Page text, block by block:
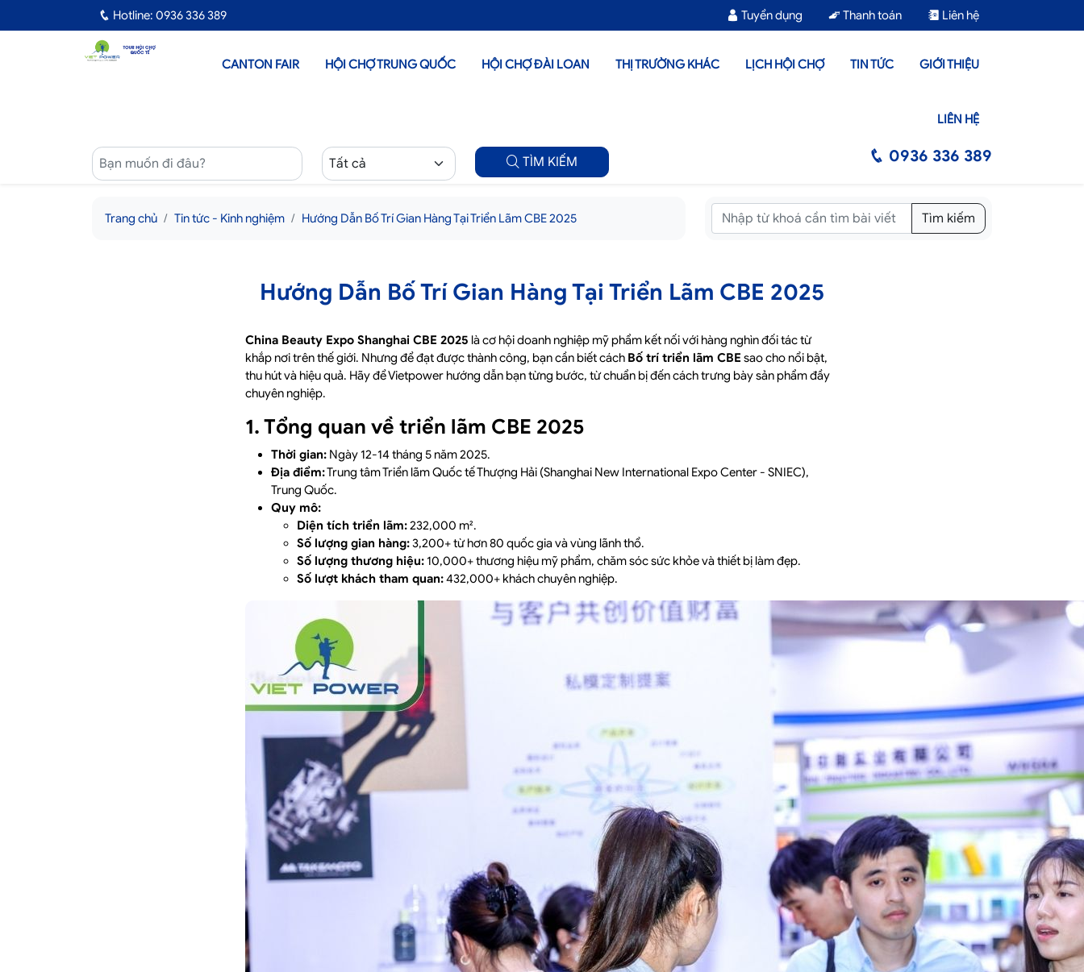
Hotline: 0936 336 389 Tuyển dụng Thanh toán Liên hệ
CANTON FAIR HỘI CHỢ TRUNG QUỐC HỘI CHỢ ĐÀI LOAN THỊ TRƯỜNG KHÁC LỊCH HỘI CHỢ TIN TỨC GIỚI THIỆU
LIÊN HỆ
TÌM KIẾM 0936 336 389
Trang chủ Tin tức - Kinh nghiệm Hướng Dẫn Bố Trí Gian Hàng Tại Triển Lãm CBE 2025 Tìm kiếm
Hướng Dẫn Bố Trí Gian Hàng Tại Triển Lãm CBE 2025
China Beauty Expo Shanghai CBE 2025 là cơ hội doanh nghiệp mỹ phẩm kết nối với hàng nghìn đối tác từ
khắp nơi trên thế giới. Nhưng để đạt được thành công, bạn cần biết cách Bố trí triển lãm CBE sao cho nổi bật,
thu hút và hiệu quả. Hãy để Vietpower hướng dẫn bạn từng bước, từ chuẩn bị đến cách trưng bày sản phẩm đầy
chuyên nghiệp.
1. Tổng quan về triển lãm CBE 2025
Thời gian: Ngày 12-14 tháng 5 năm 2025.
Địa điểm:Trung tâm Triển lãm Quốc tế Thượng Hải (Shanghai New International Expo Center - SNIEC),
Trung Quốc.
Quy mô:
Diện tích triển lãm:232,000 m².
Số lượng gian hàng:3,200+ từ hơn 80 quốc gia và vùng lãnh thổ.
Số lượng thương hiệu: 10,000+ thương hiệu mỹ phẩm, chăm sóc sức khỏe và thiết bị làm đẹp.
Số lượt khách tham quan:432,000+ khách chuyên nghiệp.